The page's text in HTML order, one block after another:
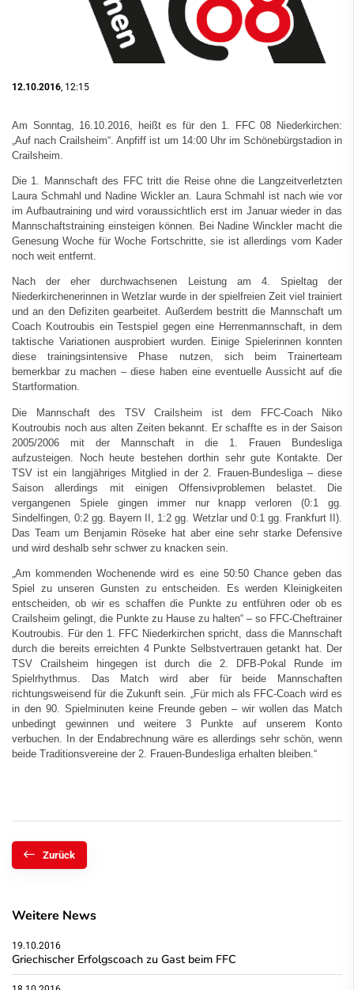
12.10.2016 , 12:15
Am Sonntag, 16.10.2016, heißt es für den 1. FFC 08 Niederkirchen:
„Auf nach Crailsheim“. Anpfiff ist um 14:00 Uhr im Schönebürgstadion in
Crailsheim.
Die 1. Mannschaft des FFC tritt die Reise ohne die Langzeitverletzten
Laura Schmahl und Nadine Wickler an. Laura Schmahl ist nach wie vor
im Aufbautraining und wird voraussichtlich erst im Januar wieder in das
Mannschaftstraining einsteigen können. Bei Nadine Winckler macht die
Genesung Woche für Woche Fortschritte, sie ist allerdings vom Kader
noch weit entfernt.
Nach der eher durchwachsenen Leistung am 4. Spieltag der
Niederkirchenerinnen in Wetzlar wurde in der spielfreien Zeit viel trainiert
und an den Defiziten gearbeitet. Außerdem bestritt die Mannschaft um
Coach Koutroubis ein Testspiel gegen eine Herrenmannschaft, in dem
taktische Variationen ausprobiert wurden. Einige Spielerinnen konnten
diese trainingsintensive Phase nutzen, sich beim Trainerteam
bemerkbar zu machen – diese haben eine eventuelle Aussicht auf die
Startformation.
Die Mannschaft des TSV Crailsheim ist dem FFC-Coach Niko
Koutroubis noch aus alten Zeiten bekannt. Er schaffte es in der Saison
2005/2006 mit der Mannschaft in die 1. Frauen Bundesliga
aufzusteigen. Noch heute bestehen dorthin sehr gute Kontakte. Der
TSV ist ein langjähriges Mitglied in der 2. Frauen-Bundesliga – diese
Saison allerdings mit einigen Offensivproblemen belastet. Die
vergangenen Spiele gingen immer nur knapp verloren (0:1 gg.
Sindelfingen, 0:2 gg. Bayern II, 1:2 gg. Wetzlar und 0:1 gg. Frankfurt II).
Das Team um Benjamin Röseke hat aber eine sehr starke Defensive
und wird deshalb sehr schwer zu knacken sein.
„Am kommenden Wochenende wird es eine 50:50 Chance geben das
Spiel zu unseren Gunsten zu entscheiden. Es werden Kleinigkeiten
entscheiden, ob wir es schaffen die Punkte zu entführen oder ob es
Crailsheim gelingt, die Punkte zu Hause zu halten“ – so FFC-Cheftrainer
Koutroubis. Für den 1. FFC Niederkirchen spricht, dass die Mannschaft
durch die bereits erreichten 4 Punkte Selbstvertrauen getankt hat. Der
TSV Crailsheim hingegen ist durch die 2. DFB-Pokal Runde im
Spielrhythmus. Das Match wird aber für beide Mannschaften
richtungsweisend für die Zukunft sein. „Für mich als FFC-Coach wird es
in den 90. Spielminuten keine Freunde geben – wir wollen das Match
unbedingt gewinnen und weitere 3 Punkte auf unserem Konto
verbuchen. In der Endabrechnung wäre es allerdings sehr schön, wenn
beide Traditionsvereine der 2. Frauen-Bundesliga erhalten bleiben.“
Zurück
Weitere News
19.10.2016
Griechischer Erfolgscoach zu Gast beim FFC